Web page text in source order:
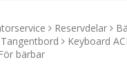
Reservdelar
Tangentbord
Keyboard
bärbar